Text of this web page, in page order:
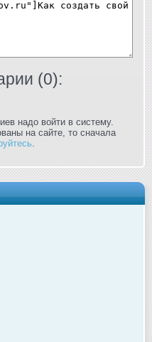
(0):
надо войти в систему.
на сайте, то сначала